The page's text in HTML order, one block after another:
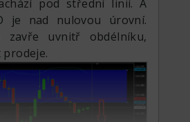
pod střední linií. A
je nad nulovou úrovní.
zavře uvnitř obdélníku,
prodeje.